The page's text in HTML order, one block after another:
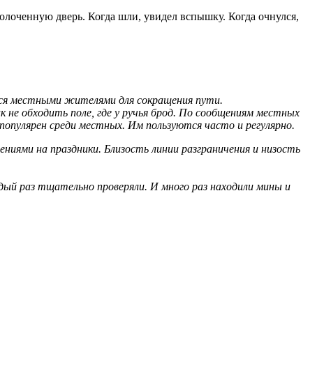
дверь. Когда шли, увидел вспышку. Когда очнулся,
местными жителями для сокращения пути.
обходить поле, где у ручья брод. По сообщениям местных
среди местных. Им пользуются часто и регулярно.
на праздники. Близость линии разграничения и низость
раз тщательно проверяли. И много раз находили мины и